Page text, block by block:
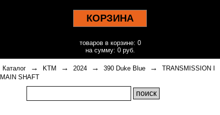
КОРЗИНА
товаров в корзине: 0
на сумму: 0 руб.
Каталог → KTM → 2024 → 390 Duke Blue →
TRANSMISSION I
MAIN SHAFT